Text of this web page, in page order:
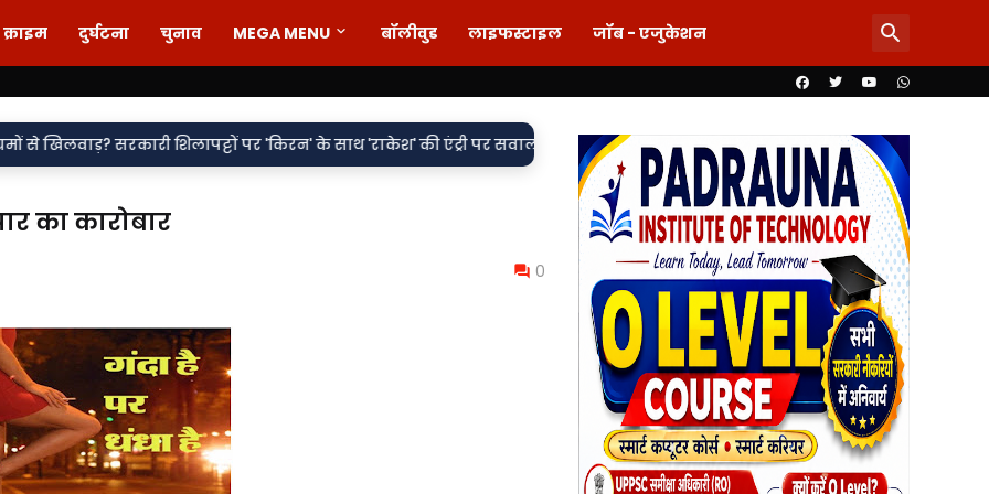
क्राइम दुर्घटना चुनाव MEGA MENU बॉलीवुड लाइफस्टाइल जॉब - एजुकेशन
पर 'किरन' के साथ 'राकेश' की एंट्री पर सवाल• वर्दी पर दाग! लड़की-शराब की मांग और महिला से बदसलूकी के आरोप में दो सिपाही
का कारोबार
0